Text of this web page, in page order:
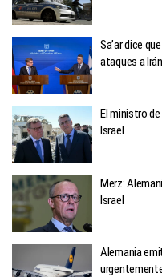
Sa’ar dice
ataques a Irán
El ministro
Israel
Merz:
Israel
Alemania